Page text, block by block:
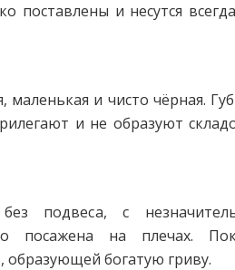
поставлены и несутся
маленькая и чисто чёрная.
и не образуют
подвеса, с
посажена на плечах.
богатую гриву.